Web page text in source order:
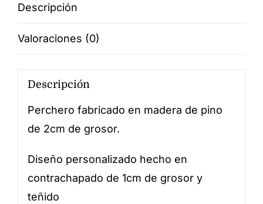
Descripción
Valoraciones (0)
Descripción
Perchero fabricado en madera de pino
de 2cm de grosor.
Diseño personalizado hecho en
contrachapado de 1cm de grosor y
teñido